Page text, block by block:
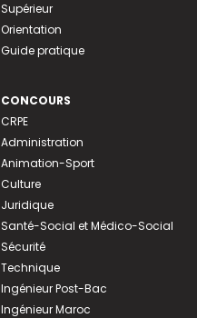
Supérieur
Orientation
Guide pratique
CONCOURS
CRPE
Administration
Animation-Sport
Culture
Juridique
Santé-Social et Médico-Social
Sécurité
Technique
Ingénieur Post-Bac
Ingénieur Maroc